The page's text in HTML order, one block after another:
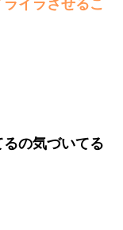
イラさせるこ
の気づいてる